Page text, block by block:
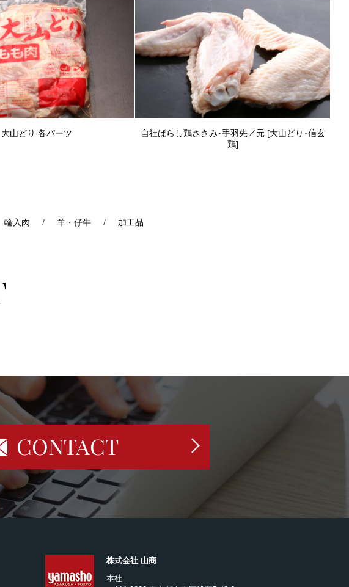
大山どり 各パーツ
自社ばらし鶏ささみ･手羽先／元 [大山どり･信玄
鶏]
輸入肉 / 羊・仔牛 / 加工品
CONTACT
株式会社 山商
本社